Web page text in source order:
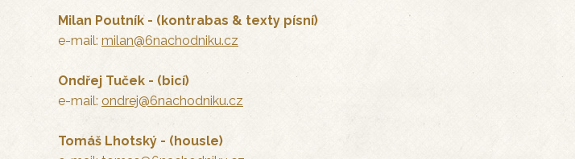
Milan Poutník - (kontrabas & texty písní)
e-mail: milan@6nachodniku.cz
Ondřej Tuček - (bicí)
e-mail: ondrej@6nachodniku.cz
Tomáš Lhotský - (housle)